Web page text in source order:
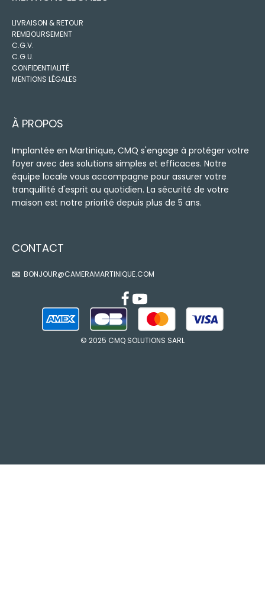
LIVRAISON & RETOUR
REMBOURSEMENT
C.G.V.
C.G.U.
CONFIDENTIALITÉ
MENTIONS LÉGALES
À PROPOS
Implantée en Martinique, CMQ s'engage à protéger votre
foyer avec des solutions simples et efficaces. Notre
équipe locale vous accompagne pour assurer votre
tranquillité d'esprit au quotidien. La sécurité de votre
maison est notre priorité depuis plus de 5 ans.
CONTACT
✉️ BONJOUR@CAMERAMARTINIQUE.COM
© 2025 CMQ SOLUTIONS SARL